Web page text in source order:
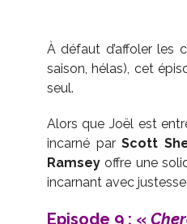
À défaut d’affoler les
saison, hélas), cet
seul.
Alors que Joël est
incarné parScott
Ramseyoffre une
incarnant avec
Episode 9 : «